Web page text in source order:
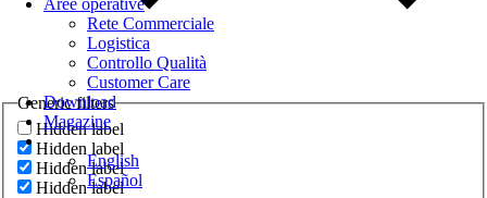
Generic filters
Hidden label
Hidden label
Hidden label
Hidden label
Aree operative
Rete Commerciale
Logistica
Controllo Qualità
Customer Care
Download
Magazine
English
Español